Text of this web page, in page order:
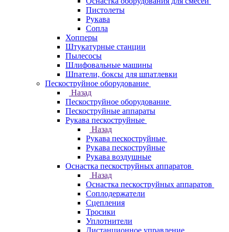
Пистолеты
Рукава
Сопла
Хопперы
Штукатурные станции
Пылесосы
Шлифовальные машины
Шпатели, боксы для шпатлевки
Пескоструйное оборудование
Назад
Пескоструйное оборудование
Пескоструйные аппараты
Рукава пескоструйные
Назад
Рукава пескоструйные
Рукава пескоструйные
Рукава воздушные
Оснастка пескоструйных аппаратов
Назад
Оснастка пескоструйных аппаратов
Соплодержатели
Сцепления
Тросики
Уплотнители
Дистанционное управление